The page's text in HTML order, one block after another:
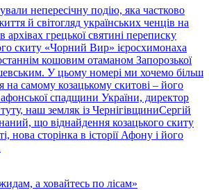
непересічну подію, яка частково
й світогляд українських ченців на
архівах грецької святині переписку
скиту «Чорний Вир» ієросхимонаха
кошовим отаманом Запорозької
У цьому номері ми хочемо більш
на самому козацькому скитові – його
спадщини України, директор
наш земляк із ЧернігівщиниСергій
що віднайдення козацького скиту
нова сторінка в історії Афону і його
а ховайтесь по лісам»